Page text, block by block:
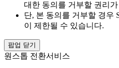
대한 동의를 거부할 권리
단, 본 동의를 거부할 경우
이 제한될 수 있습니다.
팝업 닫기
원스톱 전환서비스